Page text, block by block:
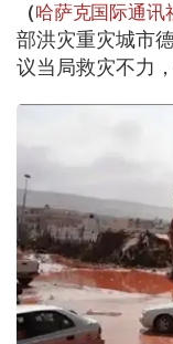
（哈萨克国际通讯
部洪灾重灾城市
议当局救灾不力